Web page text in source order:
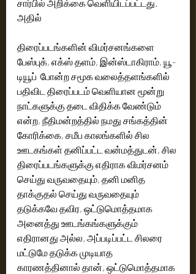
சார்பில் அறிக்கை வெளியிடப்பட்டது.
அதில்
திரைப்படங்களின் விமர்சனங்களை
பேஸ்புக், எக்ஸ் தளம், இன்ஸ்டாகிராம், யூ-
டியூப்  போன்ற சமூக வலைத்தளங்களில்
பதிவிட திரைப்படம் வெளியான மூன்று
நாட்களுக்கு தடை விதிக்க வேண்டும்
என்ற, நீதிமன்றத்தில் நமது சங்கத்தின்
கோரிக்கை, சமீப காலங்களில் சில
ஊடகங்கள் தனிப்பட்ட வன்மத்துடன், சில
திரைப்படங்களுக்கு எதிராக விமர்சனம்
செய்து வருவதையும், தனி மனித
தாக்குதல் செய்து வருவதையும்
தடுக்கவே தவிர, ஒட்டுமொத்தமாக
அனைத்து ஊடங்கங்களுக்கும்
எதிரானது அல்ல. அப்படிப்பட்ட சிலரை
மட்டுமே தடுக்க முடியாத
காரணத்தினால் தான், ஒட்டுமொத்தமாக